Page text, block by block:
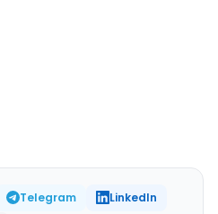
Telegram
LinkedIn